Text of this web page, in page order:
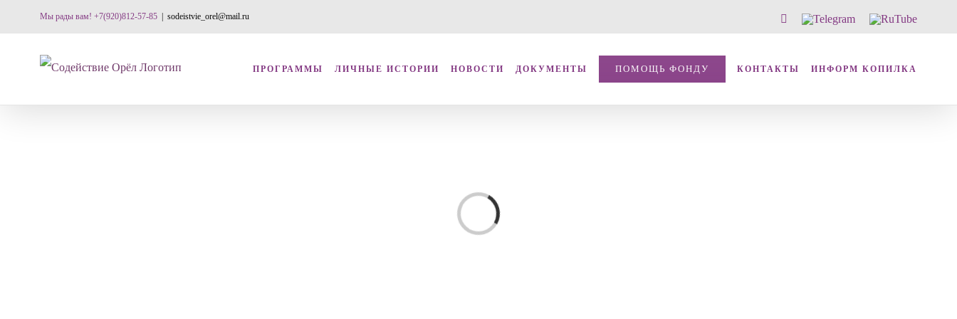
to
Мы рады вам! +7(920)812-57-85 sodeistvie_orel@mail.ru Telegram RuTube
ПРОГРАММЫ ЛИЧНЫЕ ИСТОРИИ НОВОСТИ ДОКУМЕНТЫ ПОМОЩЬ ФОНДУ КОНТАКТЫ ИНФОРМ КОПИЛКА
Loading...